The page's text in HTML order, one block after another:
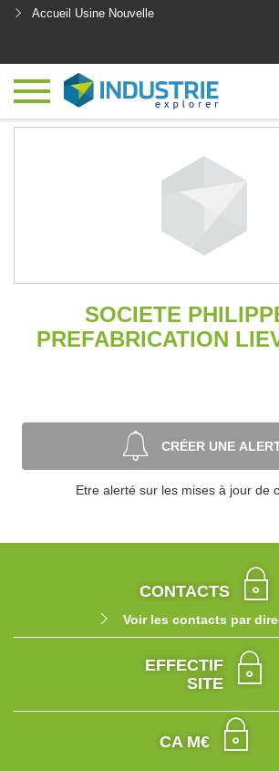
Accueil Usine Nouvelle
SOCIETE
PREFABRICATION
CRÉER UNE
Etre alerté sur les mises à jour de
CONTACTS
Voir les contacts par
EFFECTIF
SITE
CA M€